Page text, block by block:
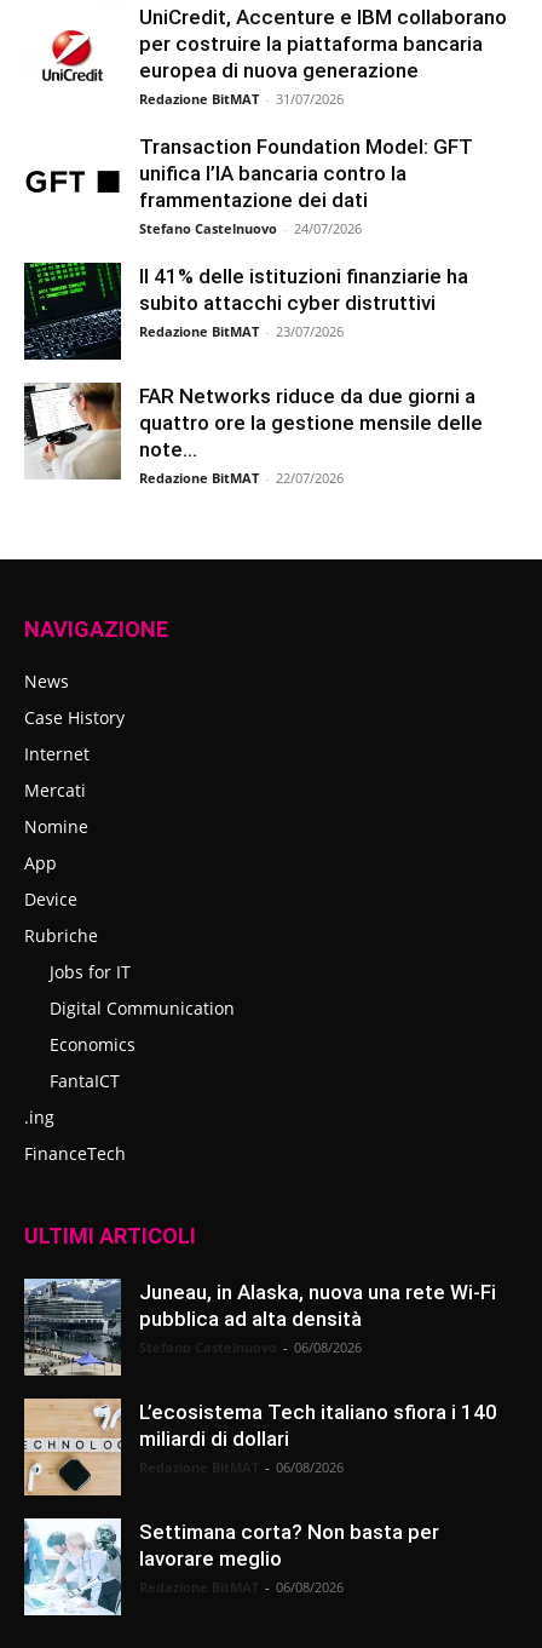
UniCredit, Accenture e IBM collaborano
per costruire la piattaforma bancaria
europea di nuova generazione
Redazione BitMAT - 31/07/2026
Transaction Foundation Model: GFT
unifica l’IA bancaria contro la
frammentazione dei dati
Stefano Castelnuovo - 24/07/2026
Il 41% delle istituzioni finanziarie ha
subito attacchi cyber distruttivi
Redazione BitMAT - 23/07/2026
FAR Networks riduce da due giorni a
quattro ore la gestione mensile delle
note...
Redazione BitMAT - 22/07/2026
NAVIGAZIONE
News
Case History
Internet
Mercati
Nomine
App
Device
Rubriche
Jobs for IT
Digital Communication
Economics
FantaICT
.ing
FinanceTech
ULTIMI ARTICOLI
Juneau, in Alaska, nuova una rete Wi-Fi
pubblica ad alta densità
- 06/08/2026
L’ecosistema Tech italiano sfiora i 140
miliardi di dollari
- 06/08/2026
Settimana corta? Non basta per
lavorare meglio
- 06/08/2026